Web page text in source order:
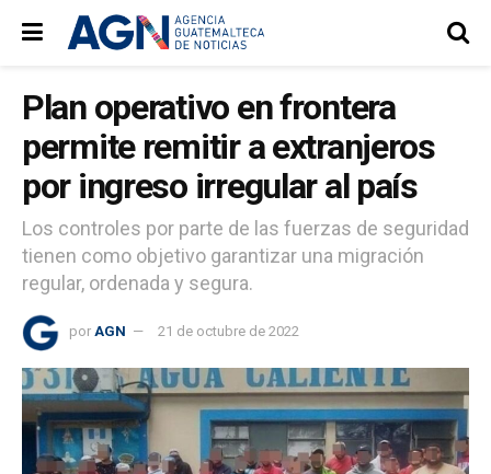
Plan operativo en frontera
permite remitir a extranjeros
por ingreso irregular al país
Los controles por parte de las fuerzas de seguridad
tienen como objetivo garantizar una migración
regular, ordenada y segura.
por AGN 21 de octubre de 2022